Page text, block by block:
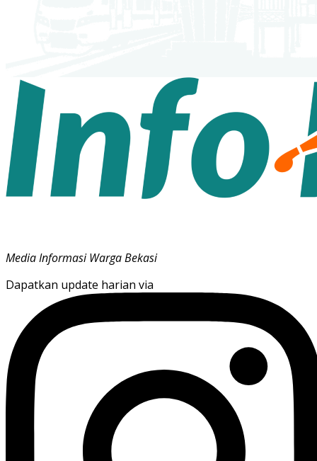
Media Informasi Warga Bekasi
Dapatkan update harian via